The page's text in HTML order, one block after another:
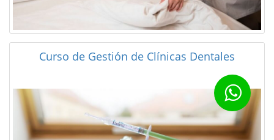
Curso de Gestión de Clínicas Dentales